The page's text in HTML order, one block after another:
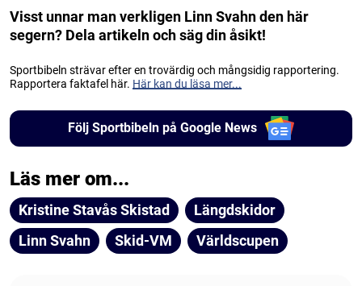
Visst unnar man verkligen Linn Svahn den här
segern? Dela artikeln och säg din åsikt!
Sportbibeln strävar efter en trovärdig och mångsidig rapportering.
Rapportera faktafel här. Här kan du läsa mer...
Följ Sportbibeln på Google News
Läs mer om...
Kristine Stavås Skistad
Längdskidor
Linn Svahn
Skid-VM Världscupen